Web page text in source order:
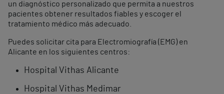
un diagnóstico personalizado que permita a nuestros
pacientes obtener resultados fiables y escoger el
tratamiento médico más adecuado.
Puedes solicitar cita para Electromiografía (EMG) en
Alicante en los siguientes centros:
Hospital Vithas Alicante
Hospital Vithas Medimar